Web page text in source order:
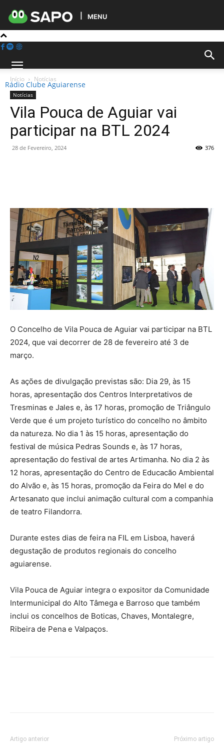
MENU
Rádio Clube Aguiarense
Início Notícias
Notícias
Vila Pouca de Aguiar vai
participar na BTL 2024
28 de Fevereiro, 2024 376
O Concelho de Vila Pouca de Aguiar vai participar na BTL
2024, que vai decorrer de 28 de fevereiro até 3 de
março.
As ações de divulgação previstas são: Dia 29, às 15
horas, apresentação dos Centros Interpretativos de
Tresminas e Jales e, às 17 horas, promoção de Triângulo
Verde que é um projeto turístico do concelho no âmbito
da natureza. No dia 1 às 15 horas, apresentação do
festival de música Pedras Sounds e, às 17 horas,
apresentação do festival de artes Artimanha. No dia 2 às
12 horas, apresentação do Centro de Educacão Ambiental
do Alvão e, às 15 horas, promoção da Feira do Mel e do
Artesanato que inclui animação cultural com a companhia
de teatro Filandorra.
Durante estes dias de feira na FIL em Lisboa, haverá
degustação de produtos regionais do concelho
aguiarense.
Vila Pouca de Aguiar integra o expositor da Comunidade
Intermunicipal do Alto Tâmega e Barroso que também
inclui os concelhos de Boticas, Chaves, Montalegre,
Ribeira de Pena e Valpaços.
Artigo anterior Próximo artigo